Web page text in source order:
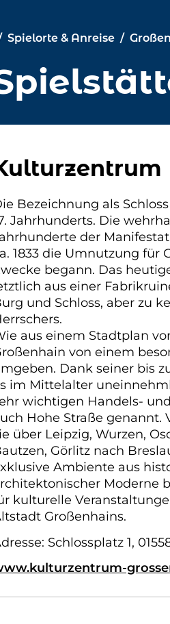
Spielorte & Anreise
Bezeichnung als
Jahrhunderts. Die
der
1833 die Umnutzung für
begann. Das
aus einer
und Schloss, aber zu
aus einem Stadtplan
von einem
Dank seiner bis
im Mittelalter
wichtigen Handels-
Hohe Straße genannt.
über Leipzig, Wurzen,
Görlitz nach
Ambiente aus
Moderne
kulturelle
Großenhains.
Schlossplatz 1,